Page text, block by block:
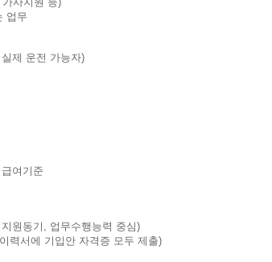
업무
제 운전 가능자)
여기준
원동기, 업무수행능력 중심)
력서에 기입안 자격증 모두 제출)